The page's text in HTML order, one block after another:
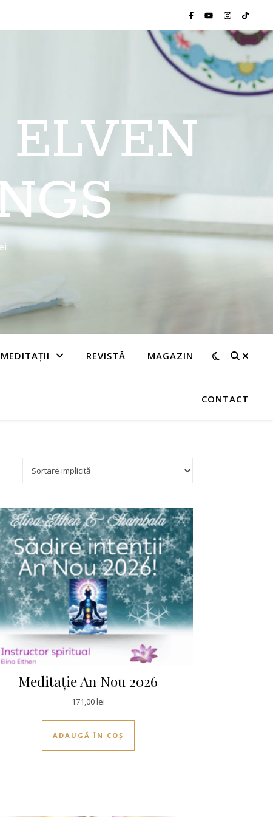
MEDITAȚII REVISTĂ MAGAZIN
CONTACT
Meditație An Nou 2026
171,00lei
ADAUGĂ ÎN COȘ